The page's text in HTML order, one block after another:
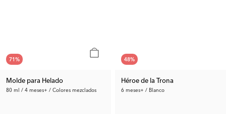
71%
Molde para Helado
80 ml / 4 meses+ / Colores mezclados
48%
Héroe de la Trona
6 meses+ / Blanco